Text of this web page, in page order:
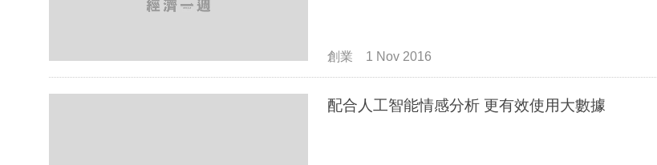
創業 1 Nov 2016
配合人工智能情感分析 更有效使用大數據